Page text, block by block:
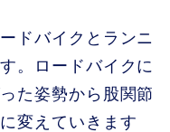
ドバイクとランニ
。ロードバイクに
た姿勢から股関節
変えていきます